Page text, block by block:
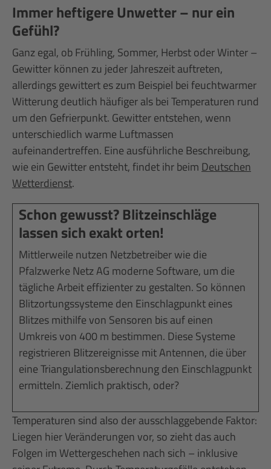
Immer heftigere Unwetter – nur ein
Gefühl?
Ganz egal, ob Frühling, Sommer, Herbst oder Winter –
Gewitter können zu jeder Jahreszeit auftreten,
allerdings gewittert es zum Beispiel bei feuchtwarmer
Witterung deutlich häufiger als bei Temperaturen rund
um den Gefrierpunkt. Gewitter entstehen, wenn
unterschiedlich warme Luftmassen
aufeinandertreffen. Eine ausführliche Beschreibung,
wie ein Gewitter entsteht, findet ihr beim Deutschen
Wetterdienst.
Schon gewusst? Blitzeinschläge
lassen sich exakt orten!
Mittlerweile nutzen Netzbetreiber wie die
Pfalzwerke Netz AG moderne Software, um die
tägliche Arbeit effizienter zu gestalten. So können
Blitzortungssysteme den Einschlagpunkt eines
Blitzes mithilfe von Sensoren bis auf einen
Umkreis von 400 m bestimmen. Diese Systeme
registrieren Blitzereignisse mit Antennen, die über
eine Triangulationsberechnung den Einschlagpunkt
ermitteln. Ziemlich praktisch, oder?
Temperaturen sind also der ausschlaggebende Faktor:
Liegen hier Veränderungen vor, so zieht das auch
Folgen im Wettergeschehen nach sich – inklusive